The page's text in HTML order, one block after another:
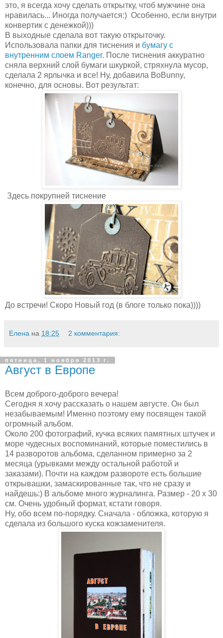
это, я всегда хочу сделать открытку, чтоб мужчине она
нравилась... Иногда получается:) Особенно, если внутри
конвертик с денежкой)))
В выходные сделала вот такую открыточку.
Использовала папки для тиснения и бумагу с
внутренним слоем Ranger. После тиснения аккуратно
сняла верхний слой бумаги шкуркой, стряхнула мусор,
сделала 2 ярлычка и все! Ну, добавила BoBunny,
конечно, для основы. Вот результат:
Здесь покрупней тиснение
До встречи! Скоро Новый год (в блоге только пока))))
Елена на 18:25 2 комментария:
пятница, 1 ноября 2013 г.
Август в Европе
Всем доброго-доброго вечера!
Сегодня я хочу рассказать о нашем августе. Он был
незабываемым! Именно поэтому ему посвящен такой
огромный альбом.
Около 200 фотографий, кучка всяких памятных штучек и
море чудесных воспоминаний, которые поместились в
14 разворотов альбома, сделанном примерно за 2
месяца (урывками между остальной работой и
заказами). Почти на каждом развороте есть большие
открывашки, замаскированные так, что не сразу и
найдешь:) В альбоме много журналинга. Размер - 20 х 30
см. Очень удобный формат, кстати говоря.
Ну, обо всем по-порядку. Сначала - обложка, которую я
сделала из большого куска кожзаменителя.